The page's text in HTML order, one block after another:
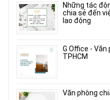
Những tác
chia sẻ đến
lao động
G Office -
TPHCM
Văn phòng